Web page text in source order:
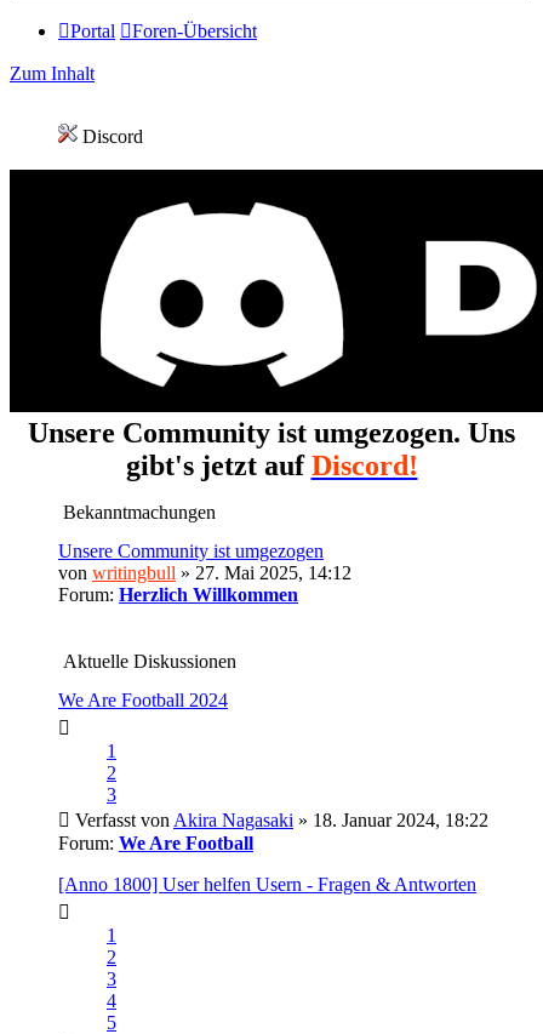
Portal Foren-Übersicht
Zum Inhalt
Discord
Unsere Community ist umgezogen. Uns
gibt's jetzt aufDiscord!
Bekanntmachungen
Unsere Community ist umgezogen
von writingbull » 27. Mai 2025, 14:12
Forum: Herzlich Willkommen
Aktuelle Diskussionen
We Are Football 2024
1
2
3
Verfasst von Akira Nagasaki » 18. Januar 2024, 18:22
Forum: We Are Football
[Anno 1800] User helfen Usern - Fragen & Antworten
1
2
3
4
5